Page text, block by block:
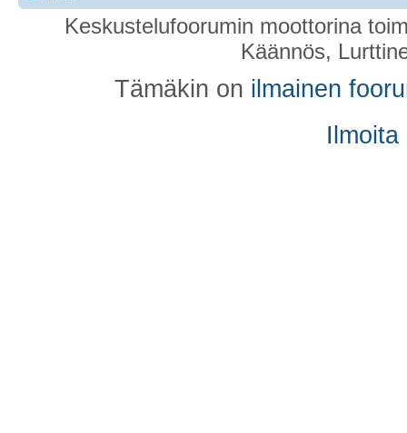
Keskustelufoorumin moottorina
Käännös,
Tämäkin on ilmainen